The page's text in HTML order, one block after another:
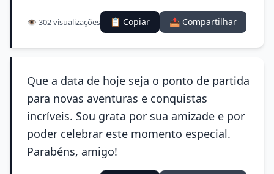
👁️ 302 visualizações 📋 Copiar 📤 Compartilhar
Que a data de hoje seja o ponto de partida
para novas aventuras e conquistas
incríveis. Sou grata por sua amizade e por
poder celebrar este momento especial.
Parabéns, amigo!